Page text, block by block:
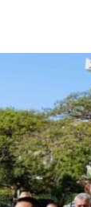
Ce ne
a înlocui Nvidia